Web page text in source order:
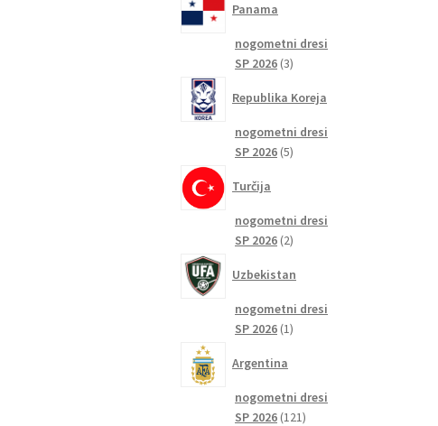
Panama
nogometni dresi
SP 2026 33
Republika Koreja
nogometni dresi
SP 2026 55
Turčija
nogometni dresi
SP 2026 22
Uzbekistan
nogometni dresi
SP 2026 11
Argentina
nogometni dresi
SP 2026 121121